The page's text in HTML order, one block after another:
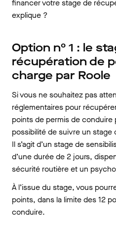
financer votre stage de
explique ?
Option n° 1 : le
récupération de
charge par Roole
Si vous ne souhaitez pas
réglementaires pour
points de permis de conduire
possibilité de suivre un
Il s’agit d’un stage de
d’une durée de 2 jours,
sécurité routière et un
À l’issue du stage, vous
points, dans la limite des 12
conduire.